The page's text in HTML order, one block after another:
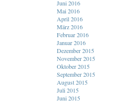
Juni 2016
Mai 2016
April 2016
März 2016
Februar 2016
Januar 2016
Dezember 2015
November 2015
Oktober 2015
September 2015
August 2015
Juli 2015
Juni 2015